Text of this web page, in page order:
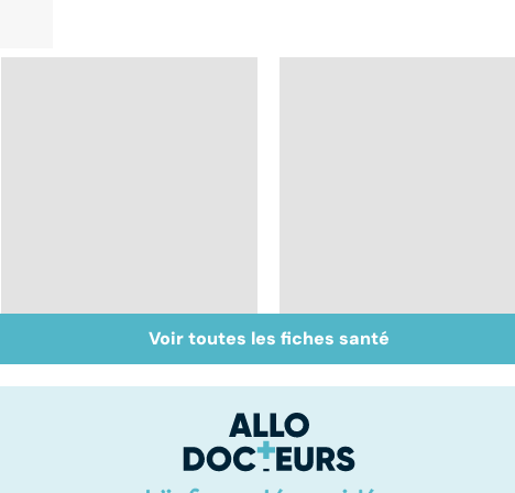
Tout savoir sur les
infections
Inflammation des
amygdales : que faire
Voir toutes les fiches santé